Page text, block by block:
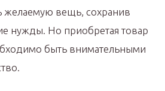
желаемую вещь, сохранив
нужды. Но приобретая товар
быть внимательными